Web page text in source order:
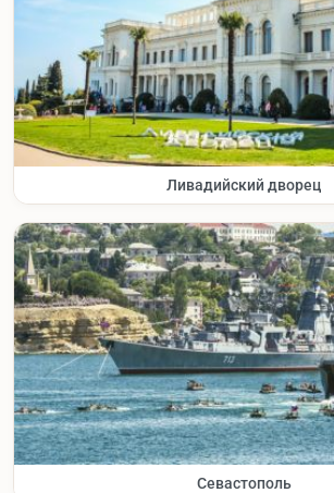
Ливадийский дворец
Севастополь